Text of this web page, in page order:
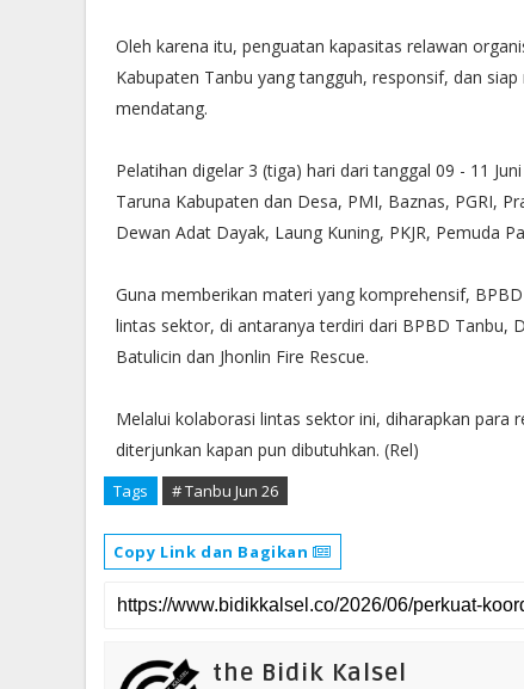
Oleh karena itu, penguatan kapasitas relawan
Kabupaten Tanbu yang tangguh, responsif, dan
mendatang.
Pelatihan digelar 3 (tiga) hari dari tanggal 09 - 11
Taruna Kabupaten dan Desa, PMI, Baznas, PGRI,
Dewan Adat Dayak, Laung Kuning, PKJR, Pemuda
Guna memberikan materi yang komprehensif,
lintas sektor, di antaranya terdiri dari BPBD Tanbu,
Batulicin dan Jhonlin Fire Rescue.
Melalui kolaborasi lintas sektor ini, diharapkan para
diterjunkan kapan pun dibutuhkan. (Rel)
Tags # Tanbu Jun 26
Copy Link dan Bagikan
the Bidik Kalsel